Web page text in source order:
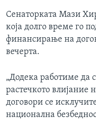
Сенаторката Мази
која долго време го
финансирање на
вечерта.
„Додека работиме да
растечкото
договори се
национална